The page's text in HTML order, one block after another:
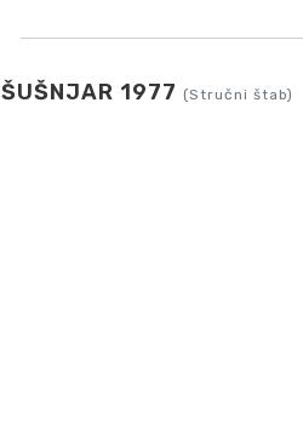
ŠUŠNJAR 1977 (Stručni štab)